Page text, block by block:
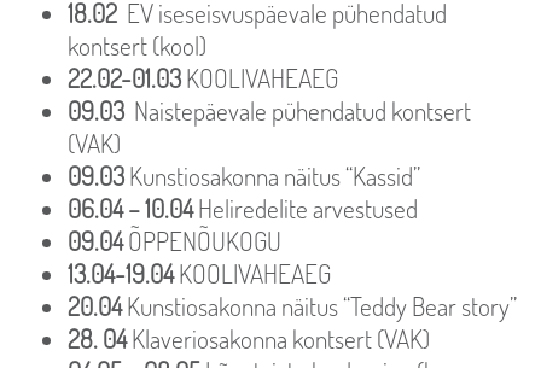
18.02 EV iseseisvuspäevale pühendatud
kontsert (kool)
22.02-01.03KOOLIVAHEAEG
09.03 Naistepäevale pühendatud kontsert
(VAK)
09.03Kunstiosakonna näitus “Kassid”
06.04 – 10.04Heliredelite arvestused
09.04ÕPPENÕUKOGU
13.04-19.04KOOLIVAHEAEG
20.04Kunstiosakonna näitus “Teddy Bear story”
28. 04Klaveriosakonna kontsert (VAK)